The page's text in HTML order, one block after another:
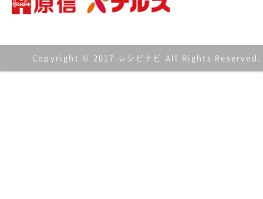
Copyright © 2017 レシピナビ All Rights Reserved.